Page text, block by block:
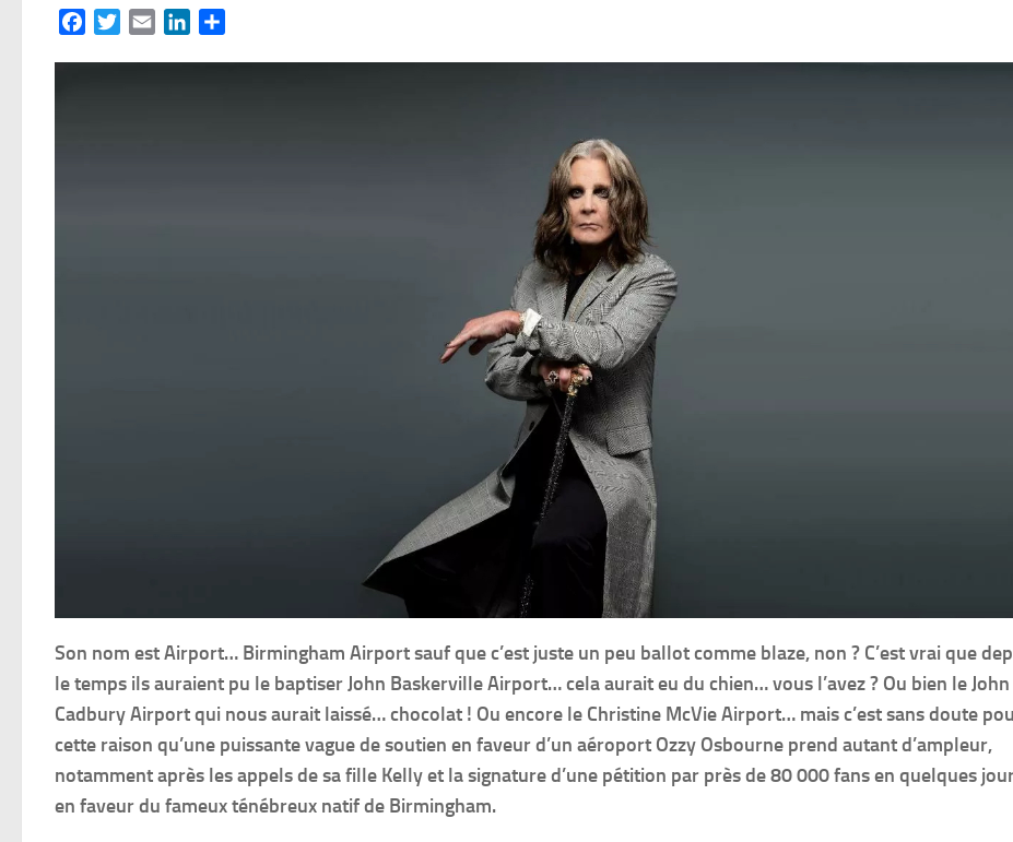
FacebookTwitterEmail LinkedIn
Son nom est Airport… Birmingham Airport sauf que c’est juste un peu ballot comme blaze, non ? C’est vrai que
le temps ils auraient pu le baptiser John Baskerville Airport… cela aurait eu du chien… vous l’avez ? Ou bien le John
Cadbury Airport qui nous aurait laissé… chocolat ! Ou encore le Christine McVie Airport… mais c’est sans doute
cette raison qu’une puissante vague de soutien en faveur d’un aéroport Ozzy Osbourne prend autant d’ampleur,
notamment après les appels de sa fille Kelly et la signature d’une pétition par près de 80 000 fans en quelques
en faveur du fameux ténébreux natif de Birmingham.